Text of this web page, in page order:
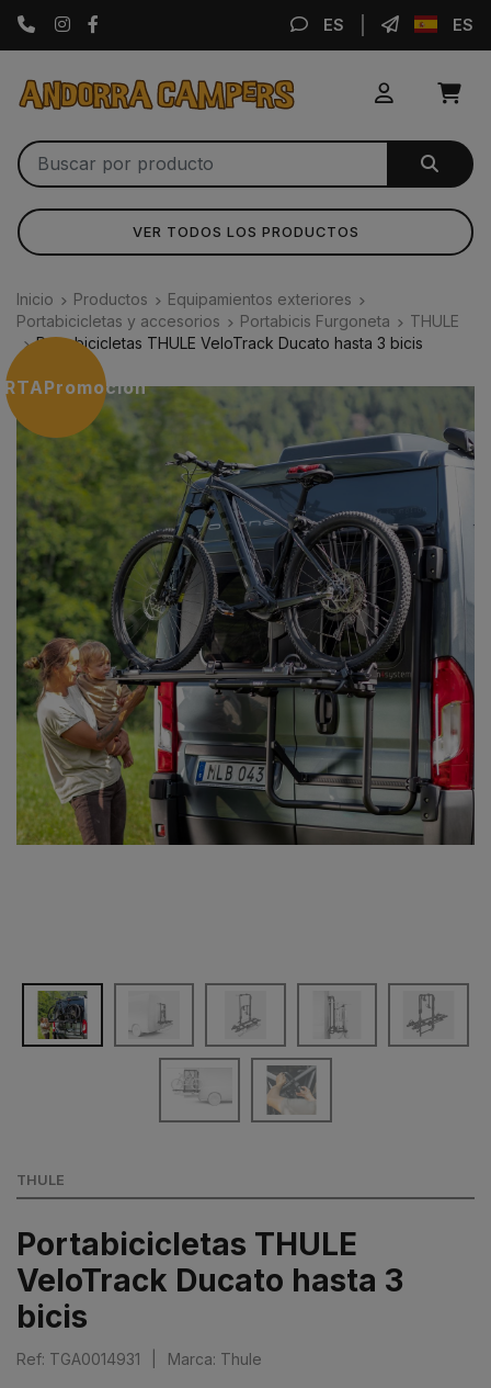
Instagram ES ES
VER TODOS LOS PRODUCTOS
Inicio Productos
Equipamientos exteriores
Portabicicletas y accesorios
Portabicis Furgoneta
THULE
Portabicicletas THULE VeloTrack Ducato hasta 3 bicis
Promoción
THULE
Portabicicletas THULE
VeloTrack Ducato hasta 3
bicis
Ref: TGA0014931 Marca: Thule